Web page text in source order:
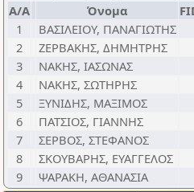
Α/Α Όνομα
1
ΒΑΣΙΛΕΙΟΥ, ΠΑΝΑΓΙΩΤΗΣ
2
ΖΕΡΒΑΚΗΣ, ΔΗΜΗΤΡΗΣ
3
ΝΑΚΗΣ, ΙΑΣΩΝΑΣ
4
ΝΑΚΗΣ, ΣΩΤΗΡΗΣ
5
ΞΥΝΙΔΗΣ, ΜΑΞΙΜΟΣ
6
ΠΑΤΣΙΟΣ, ΓΙΑΝΝΗΣ
7
ΣΕΡΒΟΣ, ΣΤΕΦΑΝΟΣ
8
ΣΚΟΥΒΑΡΗΣ, ΕΥΑΓΓΕΛΟΣ
9
ΨΑΡΑΚΗ, ΑΘΑΝΑΣΙΑ